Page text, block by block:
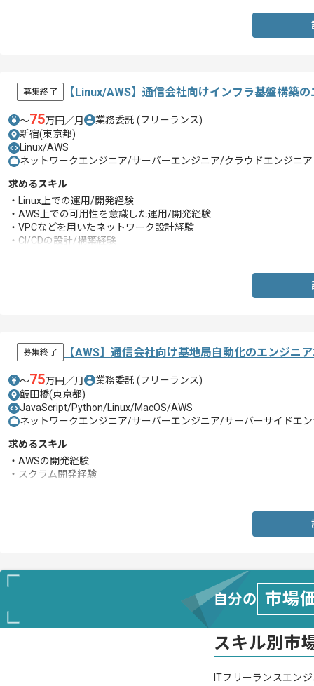
募集終了 【Linux/AWS】通信会社向けインフラ基盤構築
〜75万円／月 業務委託 (フリーランス)
新宿(東京都)
Linux/AWS
ネットワークエンジニア/サーバーエンジニア/クラウドエンジニア
求めるスキル
・Linux上での運用/開発経験
・AWS上での可用性を意識した運用/開発経験
・VPCなどを用いたネットワーク設計経験
・CI/CDの設計/構築経験
・Kibanaを活用した可視化ダッシュボードの設計/開発経験
募集終了 【AWS】通信会社向け基地局自動化のエンジニ
〜75万円／月 業務委託 (フリーランス)
飯田橋(東京都)
JavaScript/Python/Linux/MacOS/AWS
ネットワークエンジニア/サーバーエンジニア/サーバーサイドエ
求めるスキル
・AWSの開発経験
・スクラム開発経験
自分の 市場
スキル別市
ITフリーランスエン